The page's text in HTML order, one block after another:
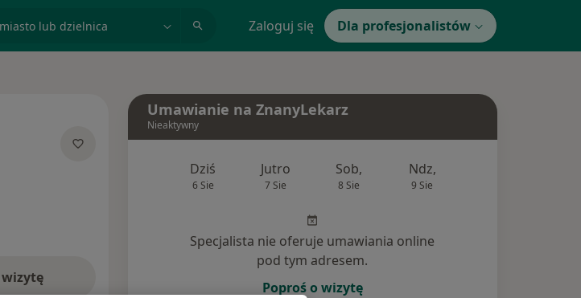
Zaloguj się Dla profesjonalistów
wizytę
Umawianie na ZnanyLekarz
Nieaktywny
Dziś
6 Sie
Jutro
7 Sie
Sob,
8 Sie
Ndz,
9 Sie
Specjalista nie oferuje umawiania online
pod tym adresem.
Poproś o wizytę